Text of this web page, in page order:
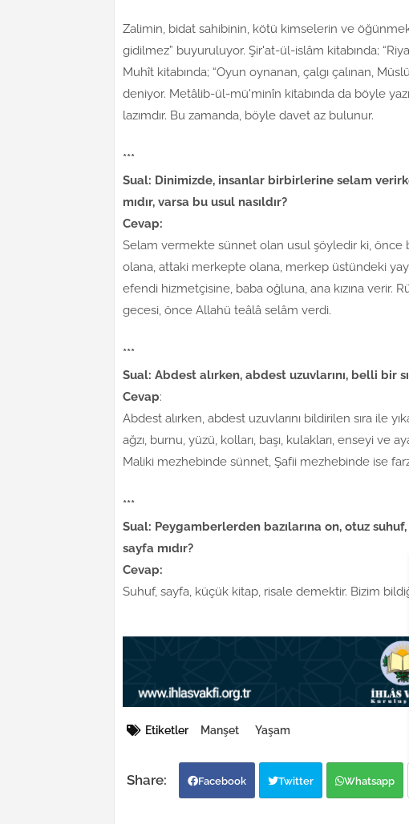
Zalimin, bidat sahibinin, kötü kimselerin ve
gidilmez” buyuruluyor. Şir'at-ül-islâm kitabında;
Muhît kitabında; “Oyun oynanan, çalgı çalınan,
deniyor. Metâlib-ül-mü'minîn kitabında da böyle
lazımdır. Bu zamanda, böyle davet az bulunur.
***
Sual: Dinimizde, insanlar birbirlerine selam
mıdır, varsa bu usul nasıldır?
Cevap:
Selam vermekte sünnet olan usul şöyledir ki,
olana, attaki merkepte olana, merkep üstündeki
efendi hizmetçisine, baba oğluna, ana kızına
gecesi, önce Allahü teâlâ selâm verdi.
***
Sual: Abdest alırken, abdest uzuvlarını, belli bir
Cevap:
Abdest alırken, abdest uzuvlarını bildirilen sıra ile
ağzı, burnu, yüzü, kolları, başı, kulakları, enseyi ve
Maliki mezhebinde sünnet, Şafii mezhebinde ise
***
Sual: Peygamberlerden bazılarına on, otuz
sayfa mıdır?
Cevap:
Suhuf, sayfa, küçük kitap, risale demektir. Bizim
Etiketler Manşet Yaşam
Facebook Twitter Whatsapp